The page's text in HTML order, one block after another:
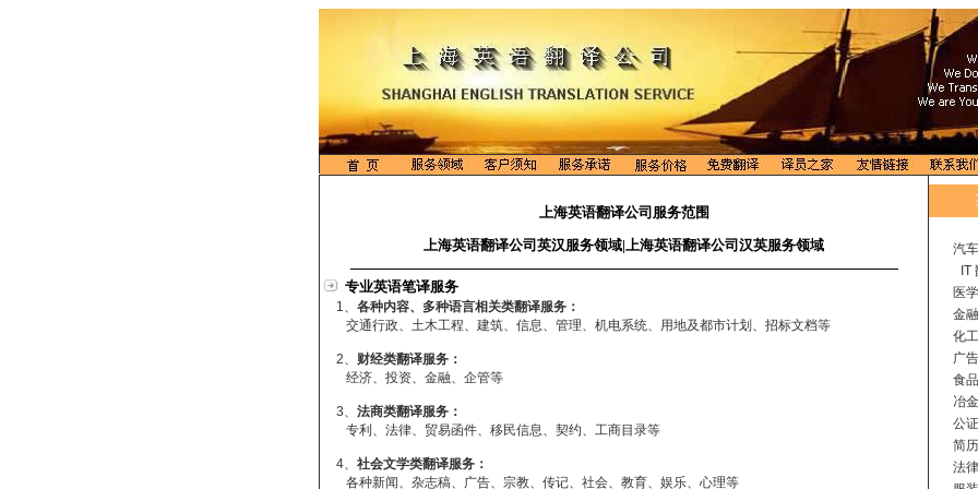
上海英语翻译公司服务范围
上海英语翻译公司英汉服务领域|上海英语翻译公司汉英服务领域
专业英语笔译服务
1、 各种内容、多种语言相关类翻译服务：
交通行政、土木工程、建筑、信息、管理、机电系统、用地及都市计划、招标文档等
2、 财经类翻译服务：
经济、投资、金融、企管等
3、 法商类翻译服务：
专利、 法律、贸易函件、移民信息、契约、工商目录等
4、 社会文学类翻译服务：
各种新闻、杂志稿、广告、宗教、传记、社会、教育、娱乐、心理等
汽
IT
医
金
化
广
食
冶
公
简
法